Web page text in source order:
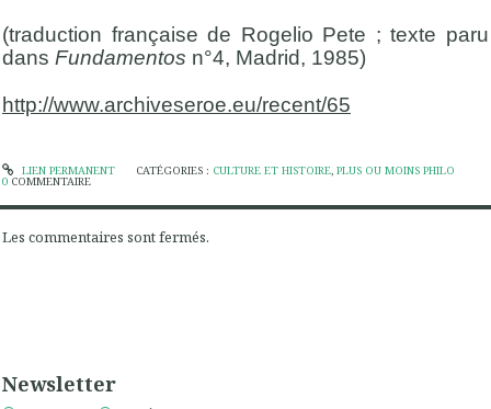
(traduction française de Rogelio Pete ; texte paru
dans Fundamentos n°4, Madrid, 1985)
http://www.archiveseroe.eu/recent/65
LIEN PERMANENT CATÉGORIES : CULTURE ET HISTOIRE, PLUS OU MOINS PHILO
0 COMMENTAIRE
Les commentaires sont fermés.
Newsletter